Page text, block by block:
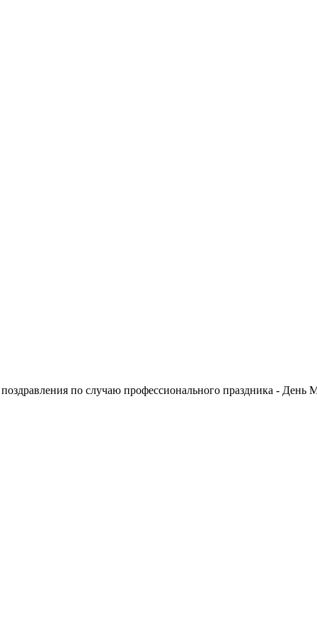
по случаю профессионального праздника - День